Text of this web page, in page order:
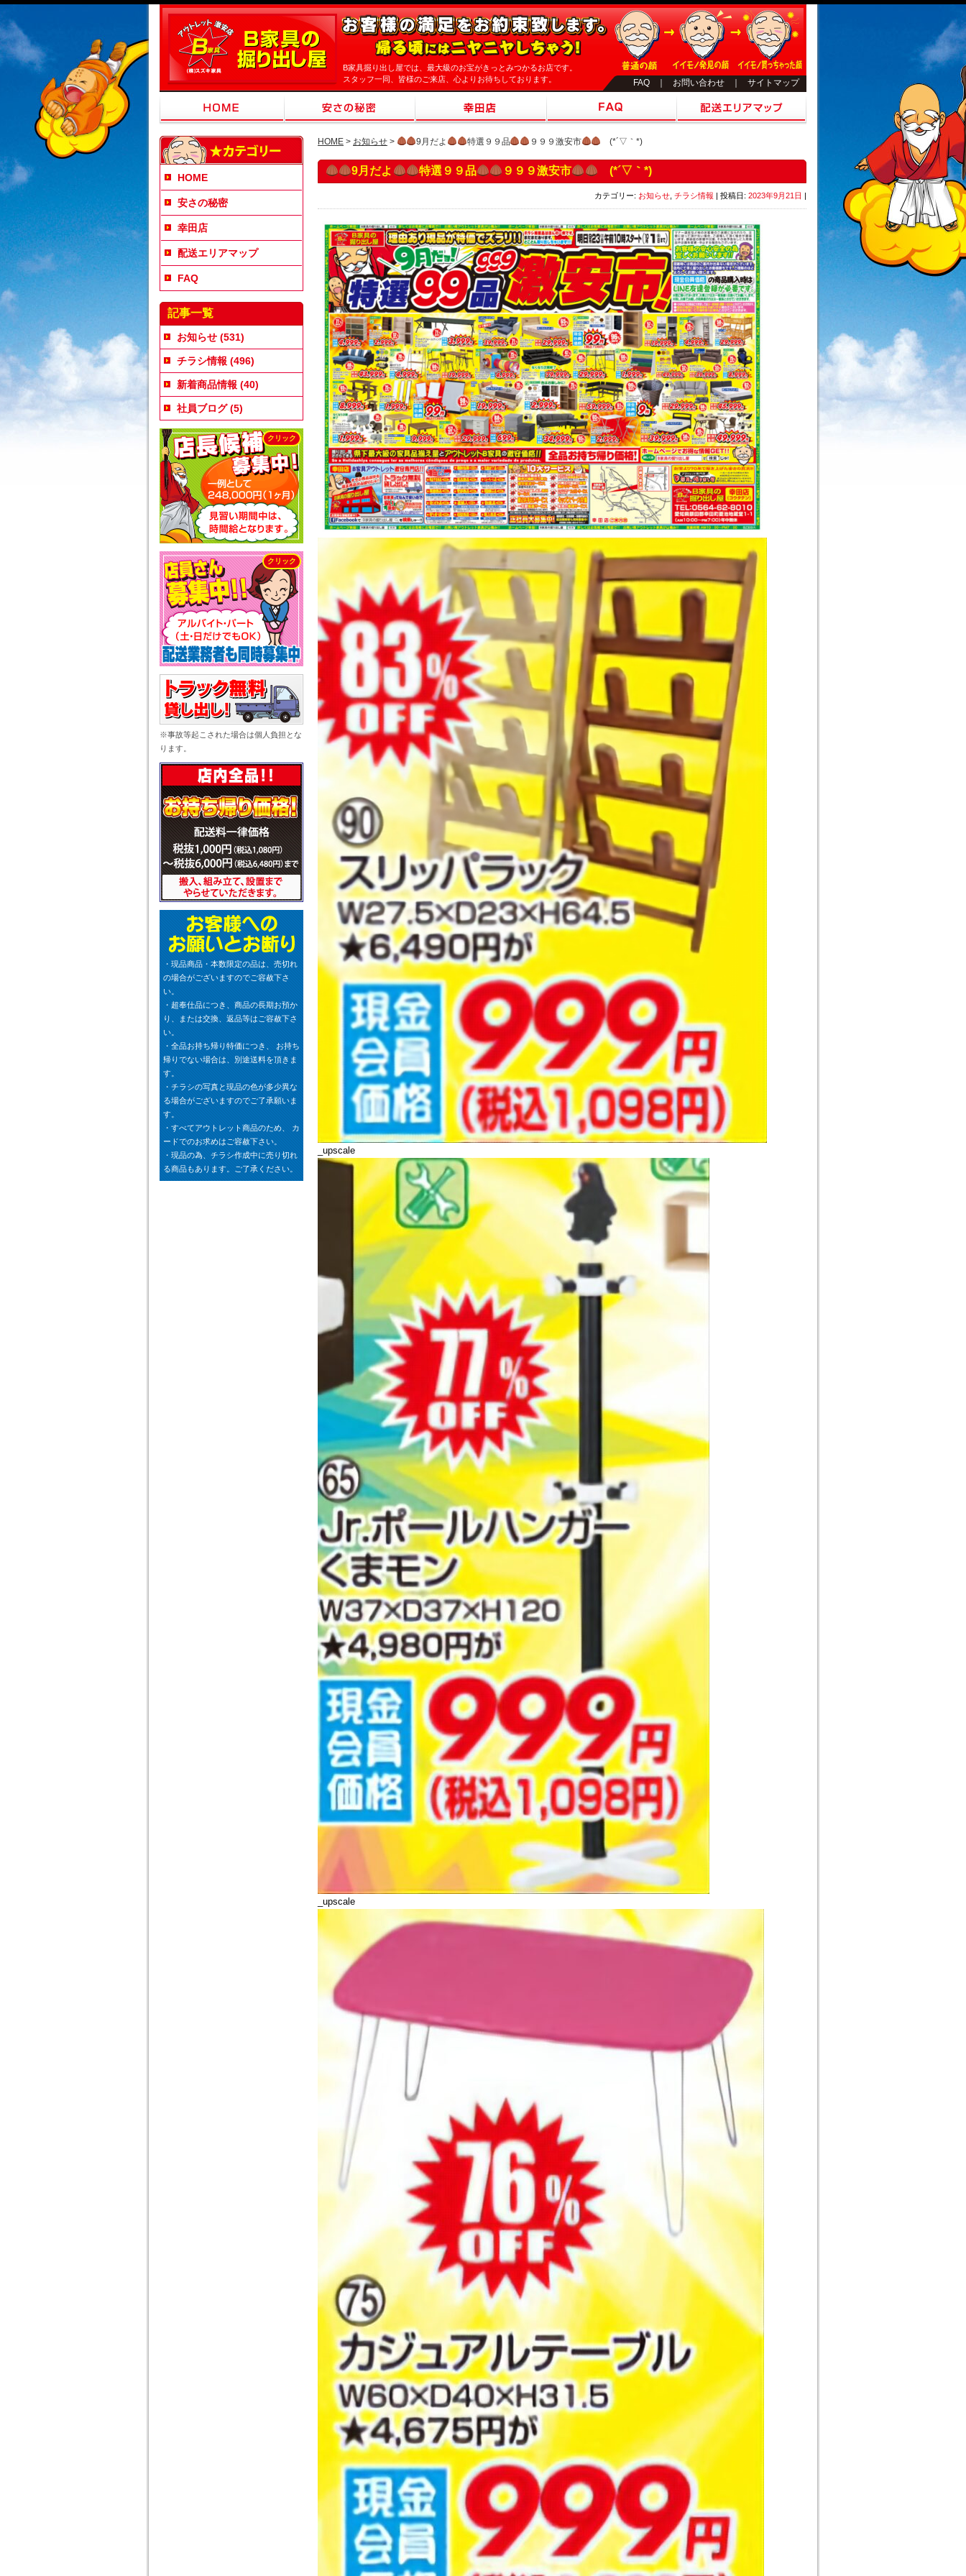
B家具掘り出し屋では、最大級のお宝がきっとみつかるお店です。
スタッフ一同、皆様のご来店、心よりお待ちしております。
FAQ お問い合わせ サイトマップ
HOME > お知らせ > 9月だよ 特選９９品 ９９９激安市 (*´▽｀*)
9月だよ 特選９９品 ９９９激安市 (*´▽｀*)
カテゴリー: お知らせ チラシ情報 | 投稿日: 2023年9月21日 |
_upscale
_upscale
HOME
安さの秘密
幸田店
配送エリアマップ
FAQ
記事一覧
お知らせ (531)
チラシ情報 (496)
新着商品情報 (40)
社員ブログ(5)
※事故等起こされた場合は個人負担とな
ります。
・現品商品・本数限定の品は、売切れ
の場合がございますのでご容赦下さ
い。
・超奉仕品につき、商品の長期お預か
り、または交換、返品等はご容赦下さ
い。
・全品お持ち帰り特価につき、 お持ち
帰りでない場合は、別途送料を頂きま
す。
・チラシの写真と現品の色が多少異な
る場合がございますのでご了承願いま
す。
・すべてアウトレット商品のため、 カ
ードでのお求めはご容赦下さい。
・現品の為、チラシ作成中に売り切れ
る商品もあります。ご了承ください。